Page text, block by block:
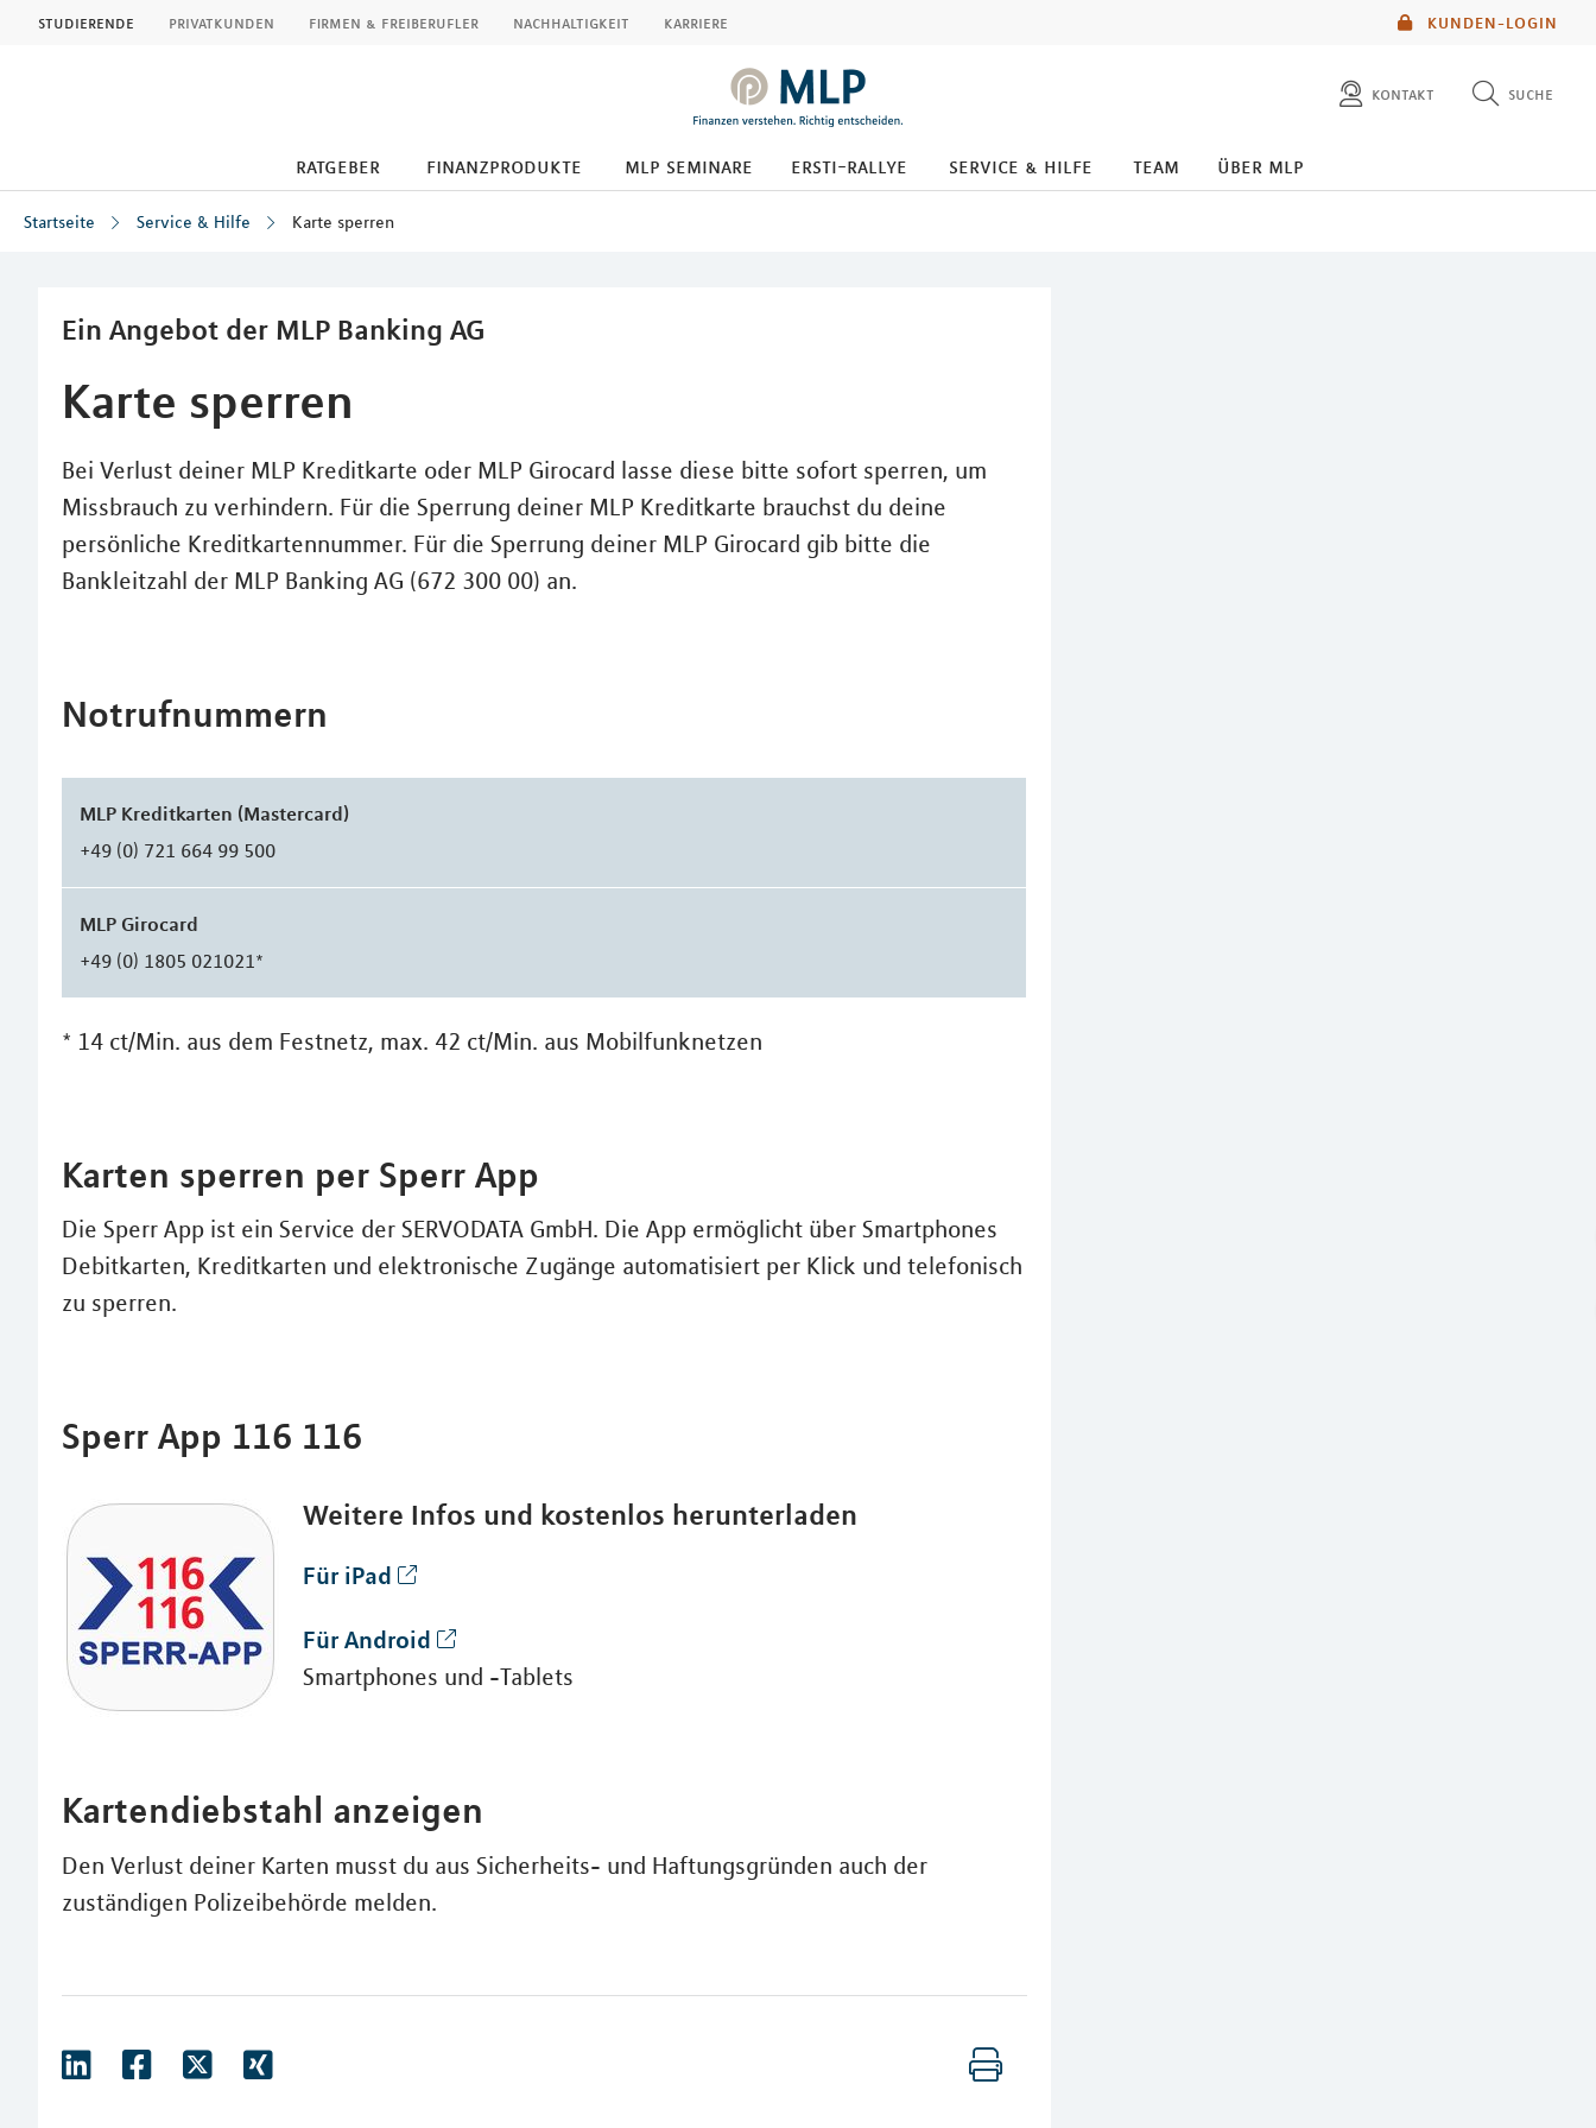
KUNDEN-LOGIN
studierende privatkunden firmen & freiberufler nachhaltigkeit karriere
kontakt suche
diese website durchsuchen
ratgeber finanzprodukte mlp seminare ersti-rallye service & hilfe team über mlp
Startseite Service & Hilfe Karte sperren
Ein Angebot der MLP Banking AG
Karte sperren
Bei Verlust deiner MLP Kreditkarte oder MLP Girocard lasse diese bitte sofort sperren, um
Missbrauch zu verhindern. Für die Sperrung deiner MLP Kreditkarte brauchst du deine
persönliche Kreditkartennummer. Für die Sperrung deiner MLP Girocard gib bitte die
Bankleitzahl der MLP Banking AG (672 300 00) an.
Notrufnummern
MLP Kreditkarten (Mastercard)
+49 (0) 721 664 99 500
MLP Girocard
+49 (0) 1805 021021*
* 14 ct/Min. aus dem Festnetz, max. 42 ct/Min. aus Mobilfunknetzen
Karten sperren per Sperr App
Die Sperr App ist ein Service der SERVODATA GmbH. Die App ermöglicht über Smartphones
Debitkarten, Kreditkarten und elektronische Zugänge automatisiert per Klick und telefonisch
zu sperren.
Sperr App 116 116
Weitere Infos und kostenlos herunterladen
Für iPad
Für Android
Smartphones und -Tablets
Kartendiebstahl anzeigen
Den Verlust deiner Karten musst du aus Sicherheits- und Haftungsgründen auch der
zuständigen Polizeibehörde melden.